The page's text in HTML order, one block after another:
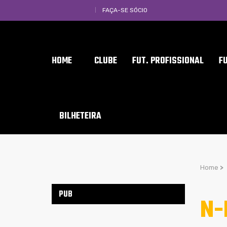
FAÇA-SE SÓCIO
HOME CLUBE FUT. PROFISSIONAL
BILHETEIRA
Home >
PUB